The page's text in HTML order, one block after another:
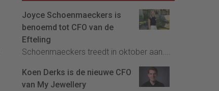
Joyce Schoenmaeckers is
benoemd tot CFO van de
Efteling
Schoenmaeckers treedt in oktober aan....
Koen Derks is de nieuwe CFO
van My Jewellery